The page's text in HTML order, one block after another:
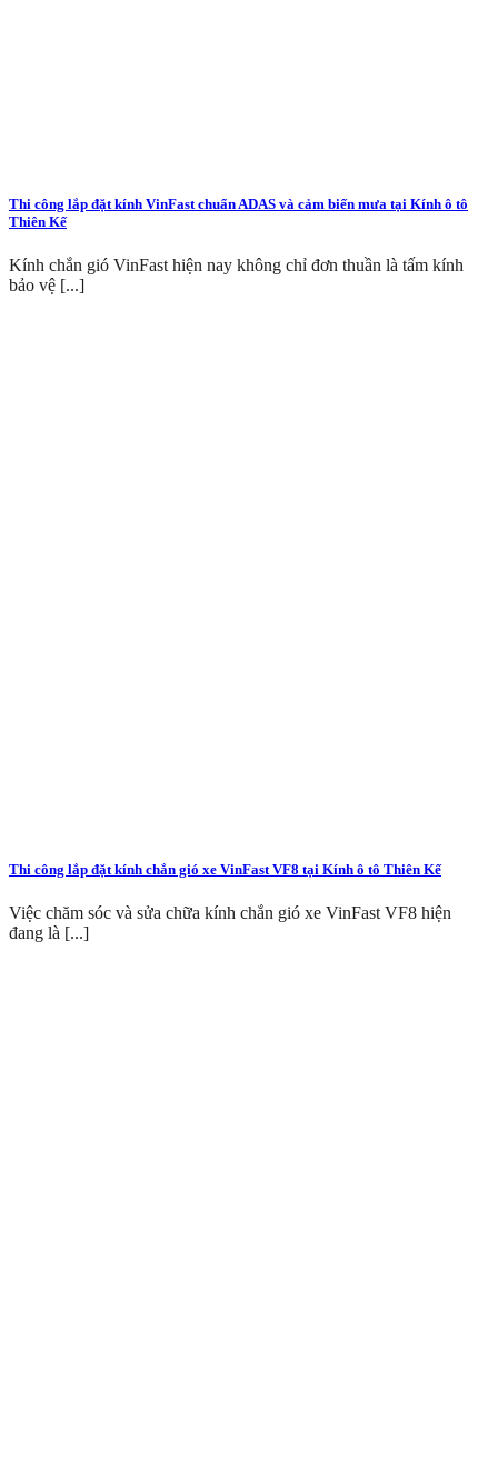
Thi công lắp đặt kính VinFast chuẩn ADAS và cảm biến mưa tại Kính ô tô
Thiên Kế
Kính chắn gió VinFast hiện nay không chỉ đơn thuần là tấm kính
bảo vệ [...]
Thi công lắp đặt kính chắn gió xe VinFast VF8 tại Kính ô tô Thiên Kế
Việc chăm sóc và sửa chữa kính chắn gió xe VinFast VF8 hiện
đang là [...]